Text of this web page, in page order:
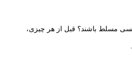
مسلط باشند؟ قبل از هر چیزی،